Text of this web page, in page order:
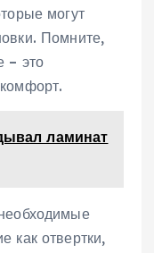
могут
Помните‚
– это
ламинат
как отвертки‚